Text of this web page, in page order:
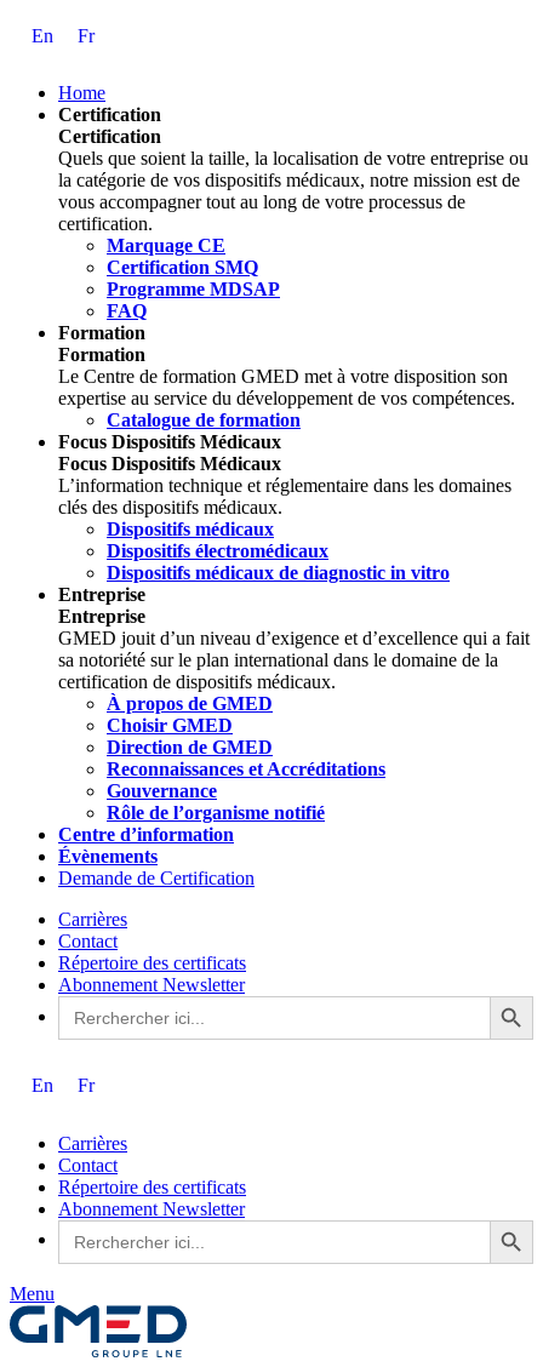
En Fr
Home
Certification
Certification
Quels que soient la taille, la localisation de votre entreprise ou
la catégorie de vos dispositifs médicaux, notre mission est de
vous accompagner tout au long de votre processus de
certification.
Marquage CE
Certification SMQ
Programme MDSAP
FAQ
Formation
Formation
Le Centre de formation GMED met à votre disposition son
expertise au service du développement de vos compétences.
Catalogue de formation
Focus Dispositifs Médicaux
Focus Dispositifs Médicaux
L’information technique et réglementaire dans les domaines
clés des dispositifs médicaux.
Dispositifs médicaux
Dispositifs électromédicaux
Dispositifs médicaux de diagnostic in vitro
Entreprise
Entreprise
GMED jouit d’un niveau d’exigence et d’excellence qui a fait
sa notoriété sur le plan international dans le domaine de la
certification de dispositifs médicaux.
À propos de GMED
Choisir GMED
Direction de GMED
Reconnaissances et Accréditations
Gouvernance
Rôle de l’organisme notifié
Centre d’information
Évènements
Demande de Certification
Carrières
Contact
Répertoire des certificats
Abonnement Newsletter
Search
for:
Search Button
En Fr
Carrières
Contact
Répertoire des certificats
Abonnement Newsletter
Search
for:
Search Button
Menu